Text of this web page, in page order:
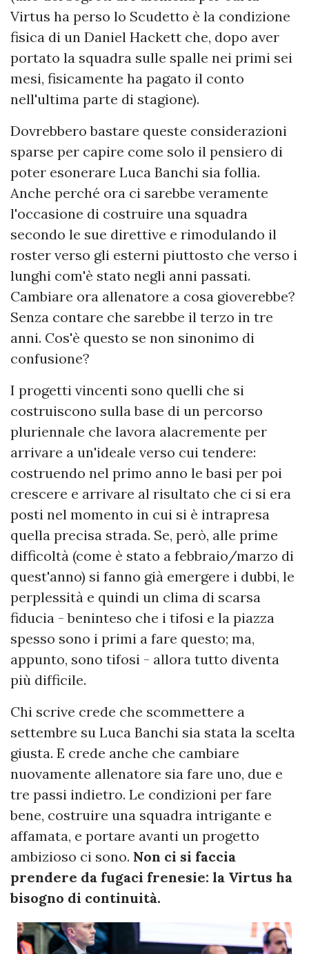
Virtus ha perso lo Scudetto è la condizione
fisica di un Daniel Hackett che, dopo aver
portato la squadra sulle spalle nei primi sei
mesi, fisicamente ha pagato il conto
nell'ultima parte di stagione).
Dovrebbero bastare queste considerazioni
sparse per capire come solo il pensiero di
poter esonerare Luca Banchi sia follia.
Anche perché ora ci sarebbe veramente
l'occasione di costruire una squadra
secondo le sue direttive e rimodulando il
roster verso gli esterni piuttosto che verso i
lunghi com'è stato negli anni passati.
Cambiare ora allenatore a cosa gioverebbe?
Senza contare che sarebbe il terzo in tre
anni. Cos'è questo se non sinonimo di
confusione?
I progetti vincenti sono quelli che si
costruiscono sulla base di un percorso
pluriennale che lavora alacremente per
arrivare a un'ideale verso cui tendere:
costruendo nel primo anno le basi per poi
crescere e arrivare al risultato che ci si era
posti nel momento in cui si è intrapresa
quella precisa strada. Se, però, alle prime
difficoltà (come è stato a febbraio/marzo di
quest'anno) si fanno già emergere i dubbi, le
perplessità e quindi un clima di scarsa
fiducia - beninteso che i tifosi e la piazza
spesso sono i primi a fare questo; ma,
appunto, sono tifosi - allora tutto diventa
più difficile.
Chi scrive crede che scommettere a
settembre su Luca Banchi sia stata la scelta
giusta. E crede anche che cambiare
nuovamente allenatore sia fare uno, due e
tre passi indietro. Le condizioni per fare
bene, costruire una squadra intrigante e
affamata, e portare avanti un progetto
ambizioso ci sono. Non ci si faccia
prendere da fugaci frenesie: la Virtus ha
bisogno di continuità.